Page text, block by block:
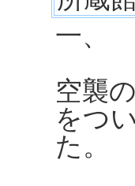
一、
空襲
をつ
た。